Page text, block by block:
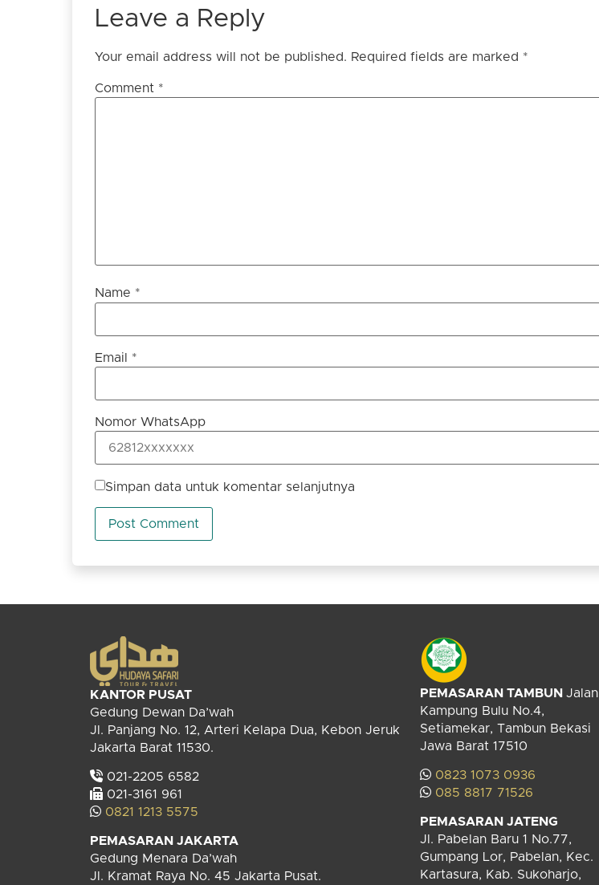
Leave a Reply
Your email address will not be published. Required fields are marked *
Comment *
Name *
Email *
Nomor WhatsApp
Simpan data untuk komentar selanjutnya
KANTOR PUSAT
Gedung Dewan Da’wah
Jl. Panjang No. 12, Arteri Kelapa Dua, Kebon Jeruk
Jakarta Barat 11530.
021-2205 6582
021-3161 961
0821 1213 5575
PEMASARAN JAKARTA
Gedung Menara Da’wah
Jl. Kramat Raya No. 45 Jakarta Pusat.
PEMASARAN TAMBUNJalan
Kampung Bulu No.4,
Setiamekar, Tambun Bekasi
Jawa Barat 17510
0823 1073 0936
085 8817 71526
PEMASARAN JATENG
Jl. Pabelan Baru 1 No.77,
Gumpang Lor, Pabelan, Kec.
Kartasura, Kab. Sukoharjo,